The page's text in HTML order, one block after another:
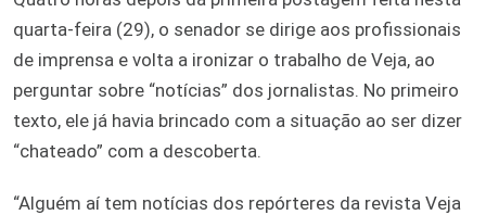
quarta-feira (29), o senador se dirige aos profissionais
de imprensa e volta a ironizar o trabalho de Veja, ao
perguntar sobre “notícias” dos jornalistas. No primeiro
texto, ele já havia brincado com a situação ao ser dizer
“chateado” com a descoberta.
“Alguém aí tem notícias dos repórteres da revista Veja